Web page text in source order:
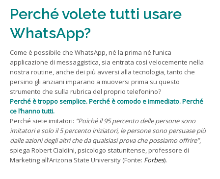
Perché volete tutti usare
WhatsApp?
Come è possibile che WhatsApp, né la prima né l’unica
applicazione di messaggistica, sia entrata così velocemente nella
nostra routine, anche dei più avversi alla tecnologia, tanto che
persino gli anziani imparano a muoversi prima su questo
strumento che sulla rubrica del proprio telefonino?
Perché è troppo semplice. Perché è comodo e immediato. Perché
ce l’hanno tutti.
Perché siete imitatori: “Poiché il 95 percento delle persone sono
imitatori e solo il 5 percento iniziatori, le persone sono persuase più
dalle azioni degli altri che da qualsiasi prova che possiamo offrire”,
spiega Robert Cialdini, psicologo statunitense, professore di
Marketing all’Arizona State University (Fonte: Forbes).